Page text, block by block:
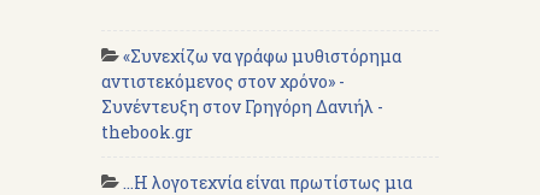
«Συνεχίζω να γράφω μυθιστόρημα
αντιστεκόμενος στον χρόνο» -
Συνέντευξη στον Γρηγόρη Δανιήλ -
thebook.gr
...Η λογοτεχνία είναι πρωτίστως μια